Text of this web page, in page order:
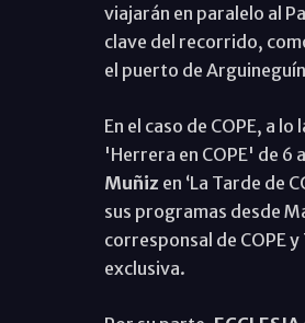
viajarán en paralelo al
clave del recorrido,
el puerto de
En el caso de COPE, a
'Herrera en COPE' de 6
Muñiz en ‘La Tarde de
sus programas desde
corresponsal de COPE
exclusiva.